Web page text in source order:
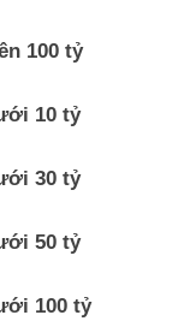
100 tỷ
10 tỷ
30 tỷ
50 tỷ
100 tỷ